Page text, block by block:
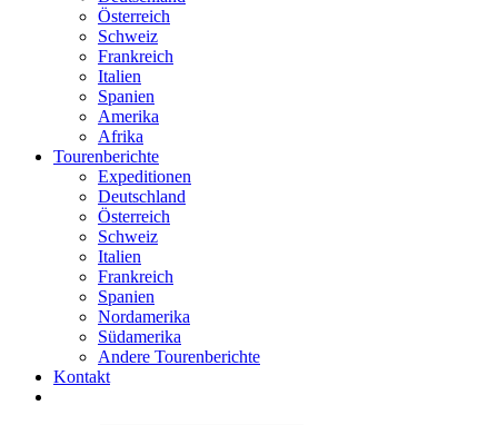
Österreich
Schweiz
Frankreich
Italien
Spanien
Amerika
Afrika
Tourenberichte
Expeditionen
Deutschland
Österreich
Schweiz
Italien
Frankreich
Spanien
Nordamerika
Südamerika
Andere Tourenberichte
Kontakt